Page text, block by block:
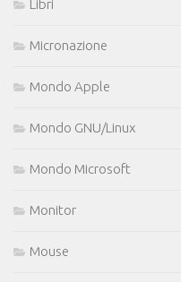
Libri
Micronazione
Mondo Apple
Mondo GNU/Linux
Mondo Microsoft
Monitor
Mouse